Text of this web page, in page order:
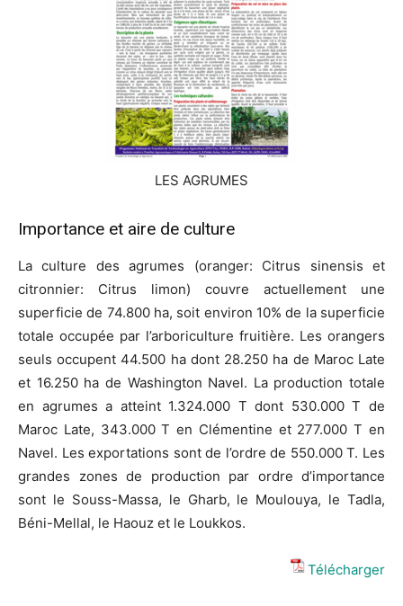
LES AGRUMES
Importance et aire de culture
La culture des agrumes (oranger: Citrus sinensis et
citronnier: Citrus limon) couvre actuellement une
superficie de 74.800 ha, soit environ 10% de la superficie
totale occupée par l’arboriculture fruitière. Les orangers
seuls occupent 44.500 ha dont 28.250 ha de Maroc Late
et 16.250 ha de Washington Navel. La production totale
en agrumes a atteint 1.324.000 T dont 530.000 T de
Maroc Late, 343.000 T en Clémentine et 277.000 T en
Navel. Les exportations sont de l’ordre de 550.000 T. Les
grandes zones de production par ordre d’importance
sont le Souss-Massa, le Gharb, le Moulouya, le Tadla,
Béni-Mellal, le Haouz et le Loukkos.
Télécharger